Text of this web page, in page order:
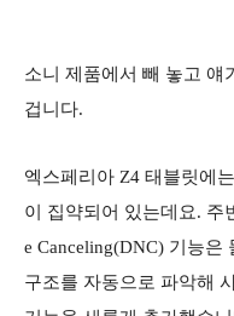
소니 제품에서 빼 놓고 얘
겁니다.
엑스페리아 Z4 태블릿에
이 집약되어 있는데요. 주
e Canceling(DNC) 기능은
구조를 자동으로 파악해